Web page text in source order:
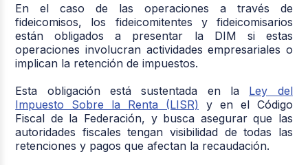
En el caso de las operaciones a través de
fideicomisos, los fideicomitentes y fideicomisarios
están obligados a presentar la DIM si estas
operaciones involucran actividades empresariales o
implican la retención de impuestos.
Esta obligación está sustentada en la Ley del
Impuesto Sobre la Renta (LISR) y en el Código
Fiscal de la Federación, y busca asegurar que las
autoridades fiscales tengan visibilidad de todas las
retenciones y pagos que afectan la recaudación.